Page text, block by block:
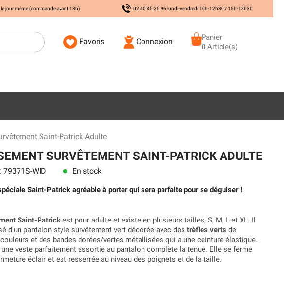
jour même (commande avant 13h) 02 40 45 25 96 lundi-vendredi 10h-12h30 / 15h-18h30
Favoris Connexion
Panier
0 Article(s)
Saint-Patrick Adulte
SURVÊTEMENT SAINT-PATRICK ADULTE
79371S-WID lens En stock
Saint-Patrick agréable à porter qui sera parfaite pour se déguiser !
Saint-Patrick est pour adulte et existe en plusieurs tailles, S, M, L et XL. Il
d'un pantalon style survêtement vert décorée avec des trèfles verts de
et des bandes dorées/vertes métallisées qui a une ceinture élastique.
une veste parfaitement assortie au pantalon complète la tenue. Elle se ferme
éclair et est resserrée au niveau des poignets et de la taille.